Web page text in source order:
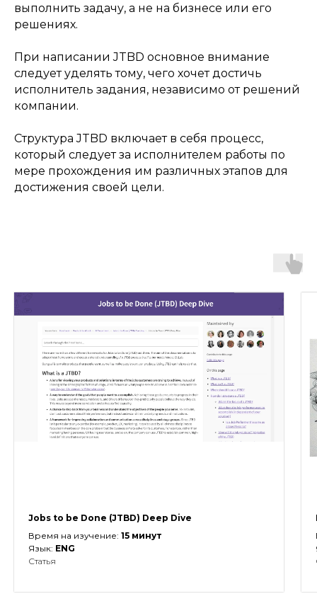
выполнить задачу, а не на бизнесе или его
решениях.
При написании JTBD основное внимание
следует уделять тому, чего хочет достичь
исполнитель задания, независимо от решений
компании.
Структура JTBD включает в себя процесс,
который следует за исполнителем работы по
мере прохождения им различных этапов для
достижения своей цели.
Jobs to be Done (JTBD) Deep Dive
Время на изучение: 15 минут
Язык: ENG
Статья